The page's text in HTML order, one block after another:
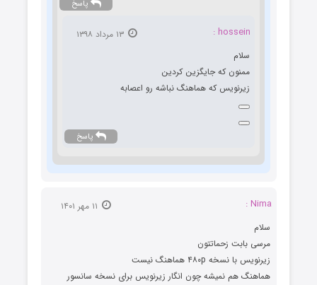
پاسخ
hossein :
سلام
ممنون که جایگزین کردین
زیرنویس که هماهنگ نباشه رو اعصابه
پاسخ
Nima :
سلام
مرسی بابت زحماتتون
زیرنویس با نسخه ۴۸۰p هماهنگ نیست
هماهنگ هم نمیشه چون انگار زیرنویس برای نسخه سانسور